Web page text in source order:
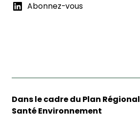
Abonnez-vous
Dans le cadre du Plan Régional
Santé Environnement